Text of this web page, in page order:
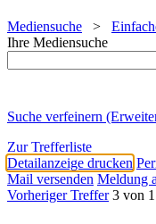
Mediensuche >
Ihre Mediensuche
Suche verfeinern
Zur Trefferliste
Detailanzeige drucken
Mail versenden Meldung
Vorheriger Treffer 3 von